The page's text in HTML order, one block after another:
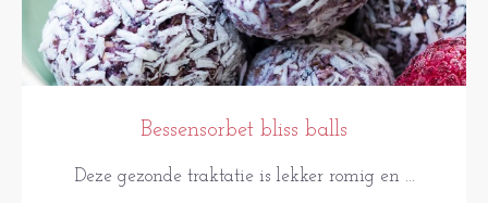
Bessensorbet bliss balls
Deze gezonde traktatie is lekker romig en ...